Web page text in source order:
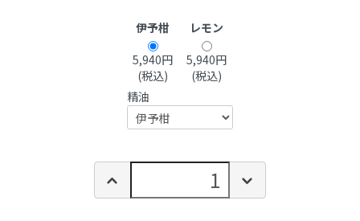
伊予柑
レモン
5,940円
(税込)
5,940円
(税込)
精油